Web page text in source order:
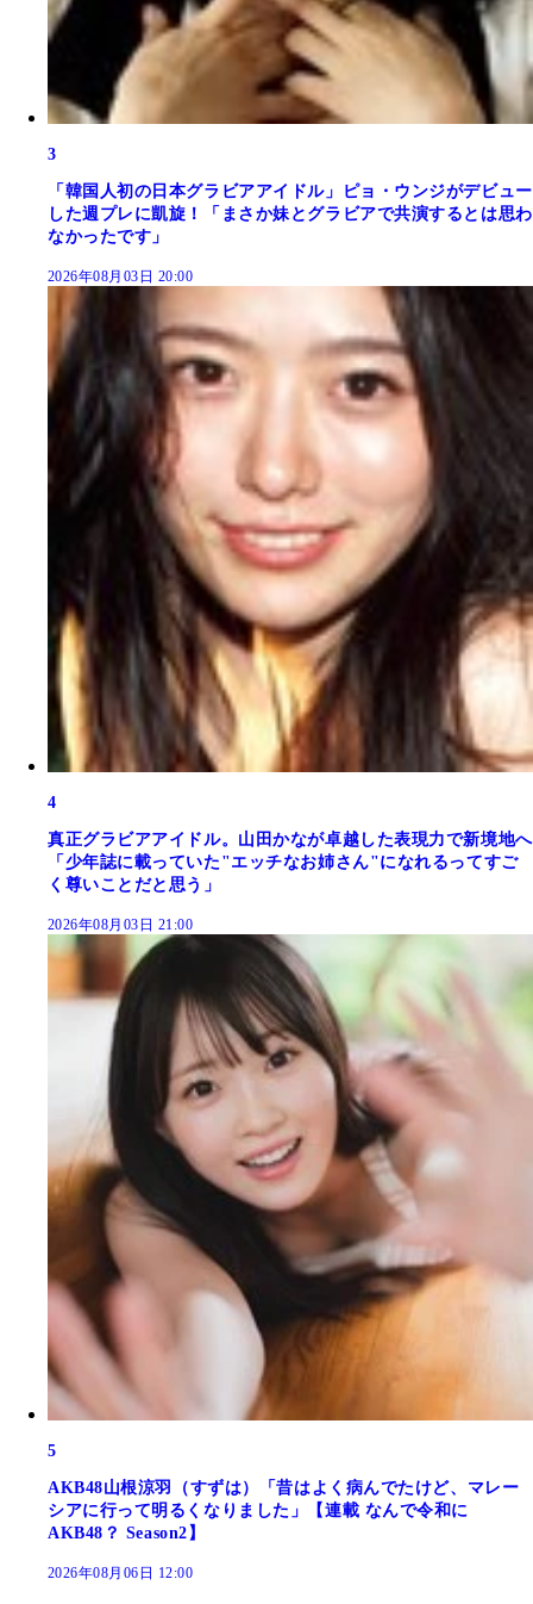
3
「韓国人初の日本グラビアアイドル」ピョ・ウンジがデビュー
した週プレに凱旋！「まさか妹とグラビアで共演するとは思わ
なかったです」
2026年08月03日 20:00
4
真正グラビアアイドル。山田かなが卓越した表現力で新境地へ
「少年誌に載っていた"エッチなお姉さん"になれるってすご
く尊いことだと思う」
2026年08月03日 21:00
5
AKB48山根涼羽（すずは）「昔はよく病んでたけど、マレー
シアに行って明るくなりました」【連載 なんで令和に
AKB48？ Season2】
2026年08月06日 12:00